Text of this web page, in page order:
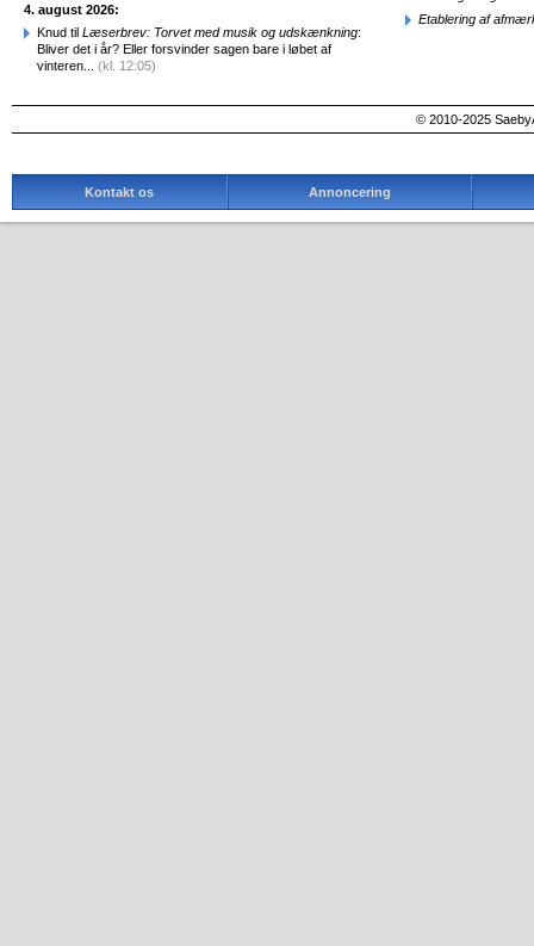
4. august 2026:
Knud til Læserbrev: Torvet med musik og udskænkning:
Bliver det i år? Eller forsvinder sagen bare i løbet af
vinteren... (kl. 12:05)
Etablering af
© 2010-2025
Kontakt os Annoncering